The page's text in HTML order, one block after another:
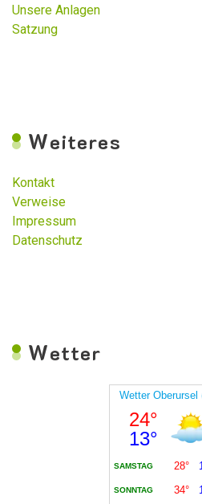
Unsere Anlagen
Satzung
Weiteres
Kontakt
Verweise
Impressum
Datenschutz
Wetter